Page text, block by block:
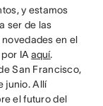
y estamos
ser de las
en el
por IAaquí.
San Francisco,
junio. Allí
el futuro del